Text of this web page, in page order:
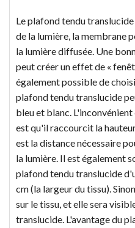
Le plafond tendu translucide
de la lumière, la membrane
la lumière diffusée. Une
peut créer un effet de «
également possible de
plafond tendu translucide
bleu et blanc.
est qu'il raccourcit la
est la distance nécessaire
la lumière. Il est également
plafond tendu translucide
cm (la largeur du tissu).
sur le tissu, et elle sera
translucide. L'avantage du